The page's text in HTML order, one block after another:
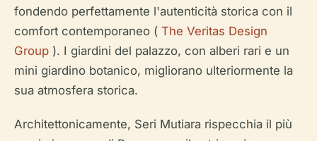
fondendo perfettamente l'autenticità storica con il
comfort contemporaneo ( The Veritas Design
Group ). I giardini del palazzo, con alberi rari e un
mini giardino botanico, migliorano ulteriormente la
sua atmosfera storica.
Architettonicamente, Seri Mutiara rispecchia il più